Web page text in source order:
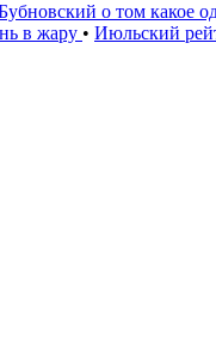
о том какое
в жару • Июльский